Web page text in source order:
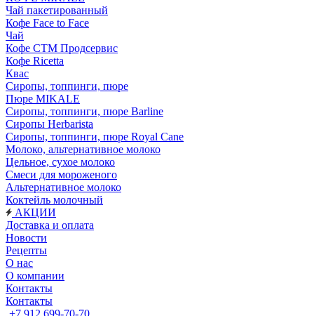
Чай пакетированный
Кофе Face to Face
Чай
Кофе СТМ Продсервис
Кофе Ricetta
Квас
Сиропы, топпинги, пюре
Пюре MIKALE
Сиропы, топпинги, пюре Barline
Сиропы Herbarista
Сиропы, топпинги, пюре Royal Cane
Молоко, альтернативное молоко
Цельное, сухое молоко
Смеси для мороженого
Альтернативное молоко
Коктейль молочный
АКЦИИ
Доставка и оплата
Новости
Рецепты
О нас
О компании
Контакты
Контакты
+7 912 699-70-70